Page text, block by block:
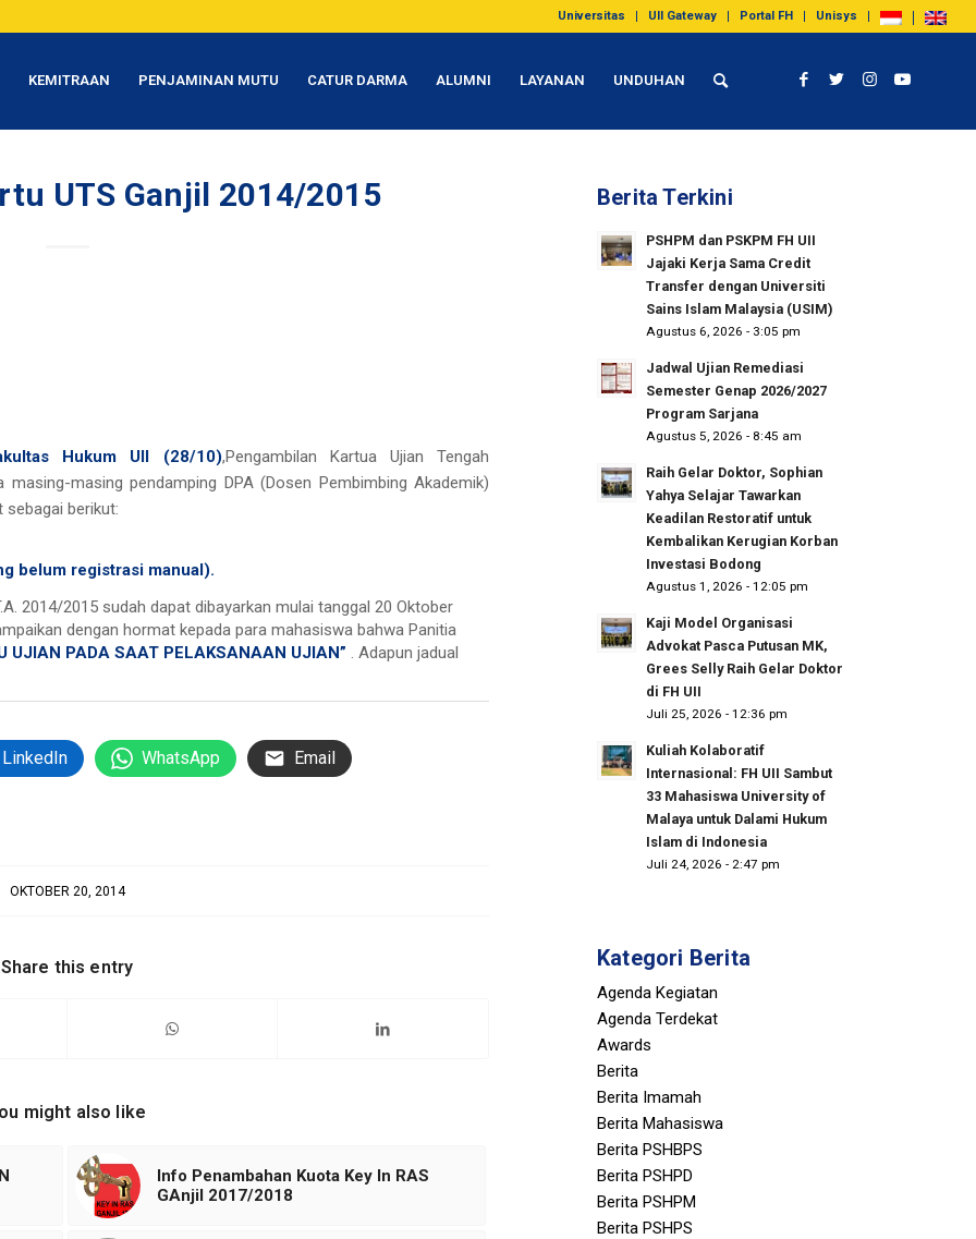
Universitas UII Gateway Portal FH Unisys
KEMITRAAN PENJAMINAN MUTU CATUR DARMA ALUMNI LAYANAN UNDUHAN
UTS Ganjil 2014/2015
Hukum UII (28/10),Pengambilan Kartua Ujian Tengah
masing pendamping DPA (Dosen Pembimbing Akademik)
berikut:
belum registrasi manual).
2014/2015 sudah dapat dibayarkan mulai tanggal 20 Oktober
dengan hormat kepada para mahasiswa bahwa Panitia
UJIAN PADA SAAT PELAKSANAAN UJIAN” . Adapun jadual
LinkedIn WhatsApp Email
OKTOBER 20, 2014
Share this entry
might also like
Info Penambahan Kuota Key In RAS
GAnjil 2017/2018
Berita Terkini
PSHPM dan PSKPM FH UII
Jajaki Kerja Sama Credit
Transfer dengan Universiti
Sains Islam Malaysia (USIM)
Agustus 6, 2026 - 3:05 pm
Jadwal Ujian Remediasi
Semester Genap 2026/2027
Program Sarjana
Agustus 5, 2026 - 8:45 am
Raih Gelar Doktor, Sophian
Yahya Selajar Tawarkan
Keadilan Restoratif untuk
Kembalikan Kerugian Korban
Investasi Bodong
Agustus 1, 2026 - 12:05 pm
Kaji Model Organisasi
Advokat Pasca Putusan MK,
Grees Selly Raih Gelar Doktor
di FH UII
Juli 25, 2026 - 12:36 pm
Kuliah Kolaboratif
Internasional: FH UII Sambut
33 Mahasiswa University of
Malaya untuk Dalami Hukum
Islam di Indonesia
Juli 24, 2026 - 2:47 pm
Kategori Berita
Agenda Kegiatan
Agenda Terdekat
Awards
Berita
Berita Imamah
Berita Mahasiswa
Berita PSHBPS
Berita PSHPD
Berita PSHPM
Berita PSHPS